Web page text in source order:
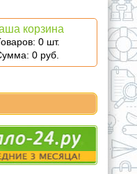
корзина
0 шт.
0 руб.